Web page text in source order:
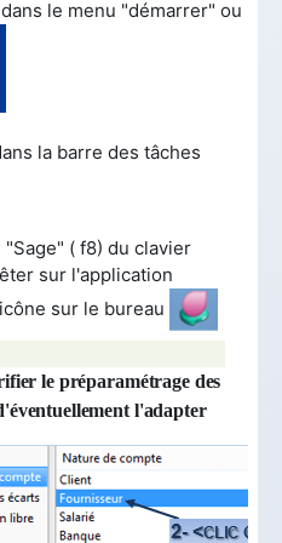
le menu "démarrer" ou
la barre des tâches
( f8) du clavier
sur l'application
sur le bureau
le préparamétrage des
l'adapter